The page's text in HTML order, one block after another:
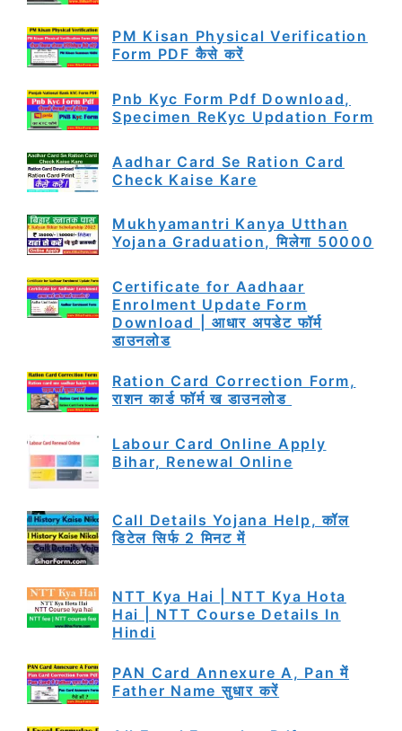
PM Kisan Physical Verification
Form PDF कैसे करें
Pnb Kyc Form Pdf Download,
Specimen ReKyc Updation Form
Aadhar Card Se Ration Card
Check Kaise Kare
Mukhyamantri Kanya Utthan
Yojana Graduation, मिलेगा 50000
Certificate for Aadhaar
Enrolment Update Form
Download | आधार अपडेट फॉर्म
डाउनलोड
Ration Card Correction Form,
राशन कार्ड फॉर्म ख डाउनलोड
Labour Card Online Apply
Bihar, Renewal Online
Call Details Yojana Help, कॉल
डिटेल सिर्फ 2 मिनट में
NTT Kya Hai | NTT Kya Hota
Hai | NTT Course Details In
Hindi
PAN Card Annexure A, Pan में
Father Name सुधार करें